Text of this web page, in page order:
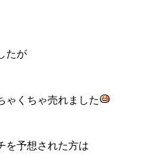
たが
ゃくちゃ売れました
を予想された方は